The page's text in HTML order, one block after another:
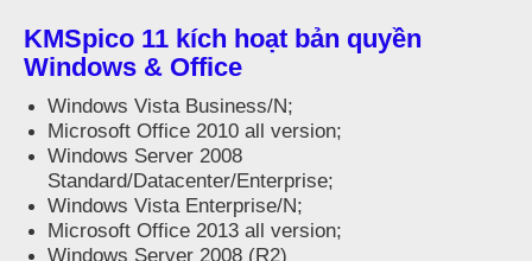
KMSpico 11 kích hoạt bản quyền
Windows & Office
Windows Vista Business/N;
Microsoft Office 2010 all version;
Windows Server 2008
Standard/Datacenter/Enterprise;
Windows Vista Enterprise/N;
Microsoft Office 2013 all version;
Windows Server 2008 (R2)